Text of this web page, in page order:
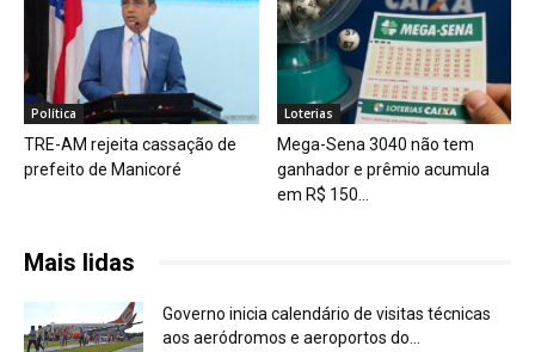
Política
TRE-AM rejeita cassação de
prefeito de Manicoré
Loterias
Mega-Sena 3040 não tem
ganhador e prêmio acumula
em R$ 150...
Mais lidas
Governo inicia calendário de visitas técnicas
aos aeródromos e aeroportos do...